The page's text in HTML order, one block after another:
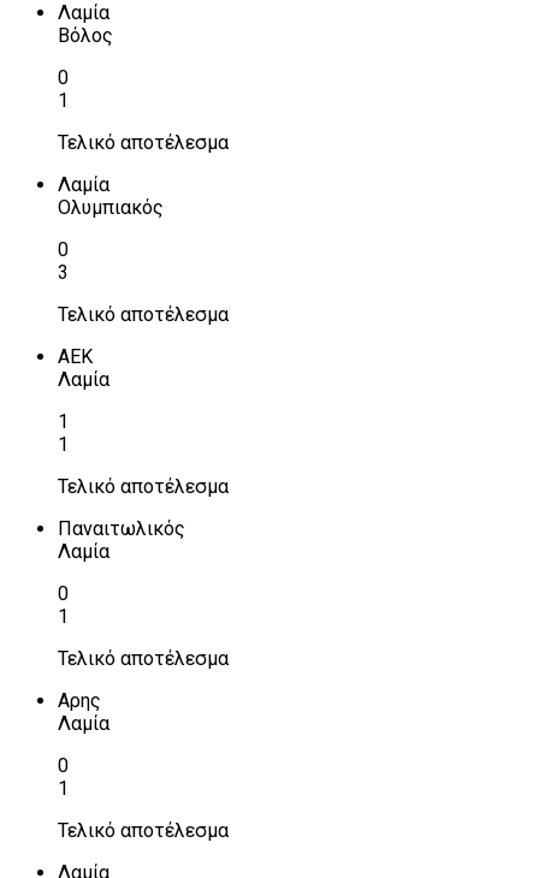
Λαμία
Βόλος
0
1
Τελικό αποτέλεσμα
Λαμία
Ολυμπιακός
0
3
Τελικό αποτέλεσμα
ΑΕΚ
Λαμία
1
1
Τελικό αποτέλεσμα
Παναιτωλικός
Λαμία
0
1
Τελικό αποτέλεσμα
Αρης
Λαμία
0
1
Τελικό αποτέλεσμα
Λαμία